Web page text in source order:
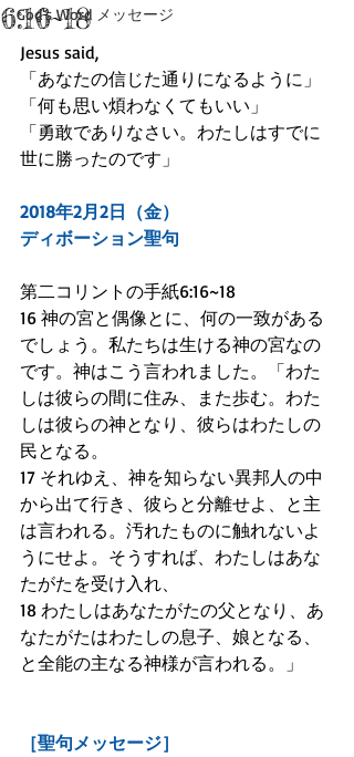
God's Word メッセージ
6:16~18
Jesus said,
「あなたの信じた通りになるように」
「何も思い煩わなくてもいい」
「勇敢でありなさい。わたしはすでに
世に勝ったのです」
2018年2月2日（金）
ディボーション聖句
第二コリントの手紙6:16~18
16 神の宮と偶像とに、何の一致がある
でしょう。私たちは生ける神の宮なの
です。神はこう言われました。「わた
しは彼らの間に住み、また歩む。わた
しは彼らの神となり、彼らはわたしの
民となる。
17 それゆえ、神を知らない異邦人の中
から出て行き、彼らと分離せよ、と主
は言われる。汚れたものに触れないよ
うにせよ。そうすれば、わたしはあな
たがたを受け入れ、
18 わたしはあなたがたの父となり、あ
なたがたはわたしの息子、娘となる、
と全能の主なる神様が言われる。」
［聖句メッセージ］